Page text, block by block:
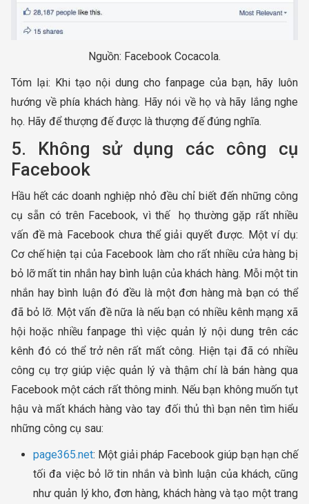
Nguồn: Facebook Cocacola.
Tóm lại: Khi tạo nội dung cho fanpage của bạn, hãy luôn
hướng về phía khách hàng. Hãy nói về họ và hãy lắng nghe
họ. Hãy để thượng đế được là thượng đế đúng nghĩa.
5. Không sử dụng các công cụ
Facebook
Hầu hết các doanh nghiệp nhỏ đều chỉ biết đến những công
cụ sẵn có trên Facebook, vì thế họ thường gặp rất nhiều
vấn đề mà Facebook chưa thể giải quyết được. Một ví dụ:
Cơ chế hiện tại của Facebook làm cho rất nhiều cửa hàng bị
bỏ lỡ mất tin nhắn hay bình luận của khách hàng. Mỗi một tin
nhắn hay bình luận đó đều là một đơn hàng mà bạn có thể
đã bỏ lỡ. Một vấn đề nữa là nếu bạn có nhiều kênh mạng xã
hội hoặc nhiều fanpage thì việc quản lý nội dung trên các
kênh đó có thể trở nên rất mất công. Hiện tại đã có nhiều
công cụ trợ giúp việc quản lý và thậm chí là bán hàng qua
Facebook một cách rất thông minh. Nếu bạn không muốn tụt
hậu và mất khách hàng vào tay đối thủ thì bạn nên tìm hiểu
những công cụ sau:
page365.net: Một giải pháp Facebook giúp bạn hạn chế
tối đa việc bỏ lỡ tin nhắn và bình luận của khách, cũng
như quản lý kho, đơn hàng, khách hàng và tạo một trang